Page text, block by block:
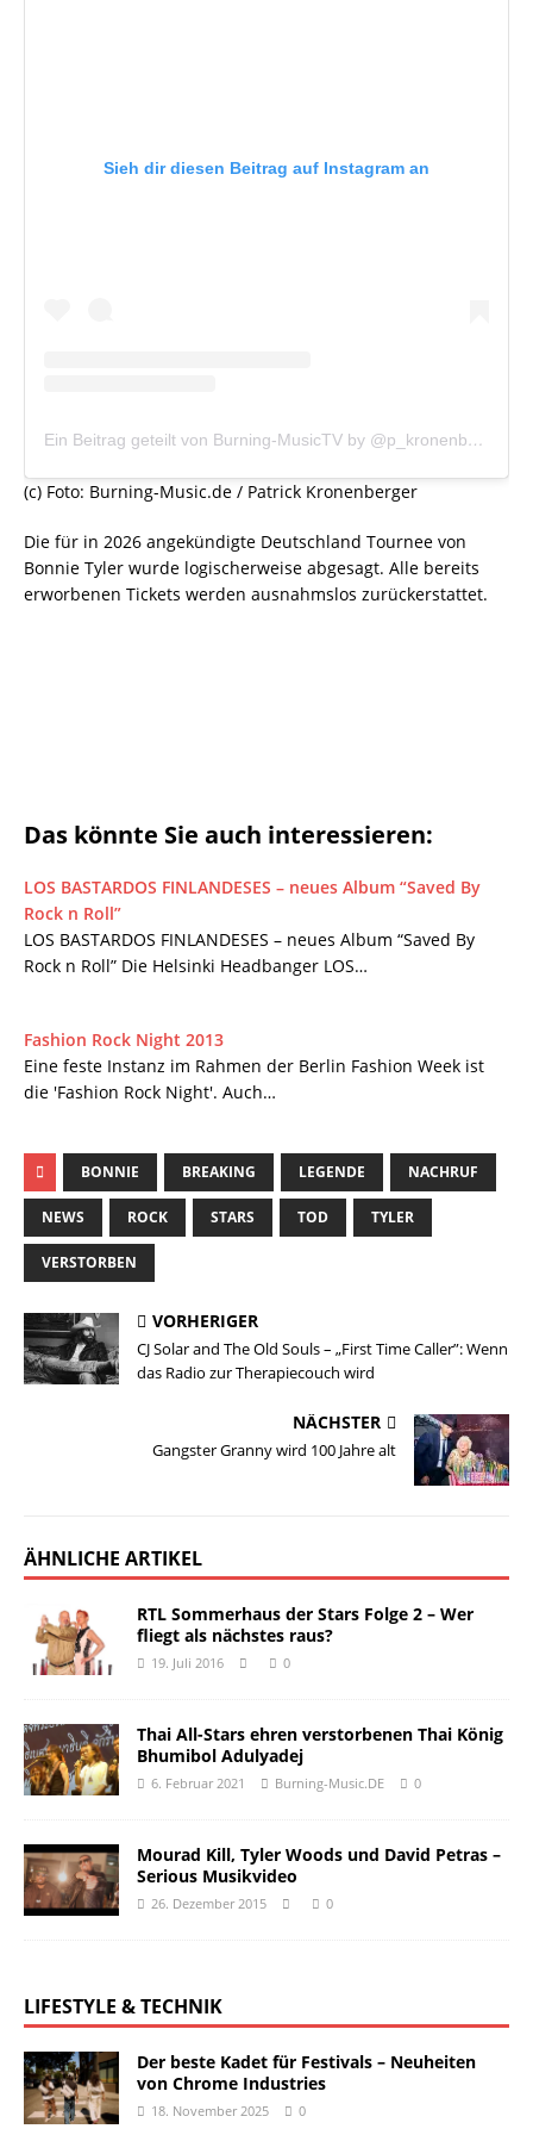
Sieh dir diesen Beitrag auf Instagram an
Ein Beitrag geteilt von Burning-MusicTV by @p_kronenberger (@burningmusictv)
(c) Foto: Burning-Music.de / Patrick Kronenberger
Die für in 2026 angekündigte Deutschland Tournee von
Bonnie Tyler wurde logischerweise abgesagt. Alle bereits
erworbenen Tickets werden ausnahmslos zurückerstattet.
Das könnte Sie auch interessieren:
LOS BASTARDOS FINLANDESES – neues Album “Saved By
Rock n Roll”
LOS BASTARDOS FINLANDESES – neues Album “Saved By
Rock n Roll” Die Helsinki Headbanger LOS…
Fashion Rock Night 2013
Eine feste Instanz im Rahmen der Berlin Fashion Week ist
die 'Fashion Rock Night'. Auch…
BONNIE BREAKING LEGENDE NACHRUF
NEWS ROCK STARS TOD TYLER
VERSTORBEN
VORHERIGER
CJ Solar and The Old Souls – „First Time Caller”: Wenn
das Radio zur Therapiecouch wird
NÄCHSTER
Gangster Granny wird 100 Jahre alt
ÄHNLICHE ARTIKEL
RTL Sommerhaus der Stars Folge 2 – Wer
fliegt als nächstes raus?
19. Juli 2016 0
Thai All-Stars ehren verstorbenen Thai König
Bhumibol Adulyadej
6. Februar 2021 Burning-Music.DE 0
Mourad Kill, Tyler Woods und David Petras –
Serious Musikvideo
26. Dezember 2015 0
LIFESTYLE & TECHNIK
Der beste Kadet für Festivals – Neuheiten
von Chrome Industries
18. November 2025 0